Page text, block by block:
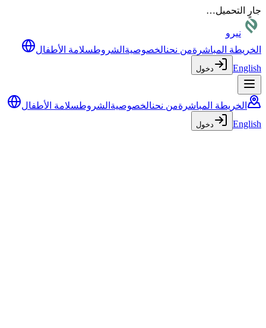
جارٍ التحميل…
نيرو
الخريطة المباشرةمن نحنالخصوصية الشروطسلامة الأطفال
English
دخول
الخريطة المباشرةمن نحنالخصوصية الشروطسلامة الأطفال
English
دخول